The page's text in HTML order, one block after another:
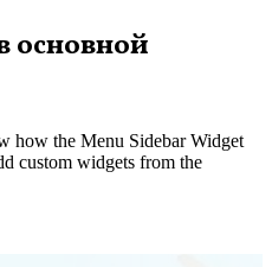
основной
how the Menu Sidebar Widget
custom widgets from the